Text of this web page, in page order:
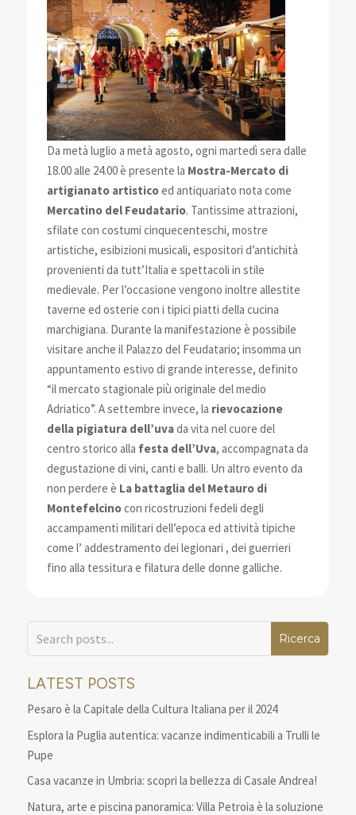
Da metà luglio a metà agosto, ogni martedì sera dalle
18.00 alle 24.00 è presente la Mostra-Mercato di
artigianato artisticoed antiquariato nota come
Mercatino del Feudatario. Tantissime attrazioni,
sfilate con costumi cinquecenteschi, mostre
artistiche, esibizioni musicali, espositori d’antichità
provenienti da tutt’Italia e spettacoli in stile
medievale. Per l’occasione vengono inoltre allestite
taverne ed osterie con i tipici piatti della cucina
marchigiana. Durante la manifestazione è possibile
visitare anche il Palazzo del Feudatario; insomma un
appuntamento estivo di grande interesse, definito
“il mercato stagionale più originale del medio
Adriatico”. A settembre invece, la rievocazione
della pigiatura dell’uvada vita nel cuore del
centro storico alla festa dell’Uva, accompagnata da
degustazione di vini, canti e balli. Un altro evento da
non perdere è La battaglia del Metauro di
Montefelcinocon ricostruzioni fedeli degli
accampamenti militari dell’epoca ed attività tipiche
come l’ addestramento dei legionari , dei guerrieri
fino alla tessitura e filatura delle donne galliche.
LATEST POSTS
Pesaro è la Capitale della Cultura Italiana per il 2024
Esplora la Puglia autentica: vacanze indimenticabili a Trulli le
Pupe
Casa vacanze in Umbria: scopri la bellezza di Casale Andrea!
Natura, arte e piscina panoramica: Villa Petroia è la soluzione